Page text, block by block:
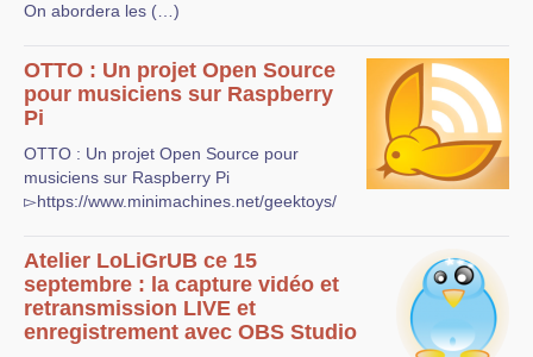
On abordera les (…)
OTTO : Un projet Open Source
pour musiciens sur Raspberry
Pi
OTTO : Un projet Open Source pour
musiciens sur Raspberry Pi
▻https://www.minimachines.net/geektoys/
Atelier LoLiGrUB ce 15
septembre : la capture vidéo et
retransmission LIVE et
enregistrement avec OBS Studio